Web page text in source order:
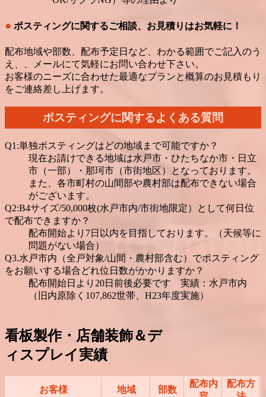
● ポスティングに関するご相談、お見積りはお気軽に！
配布地域や部数、配布予定日など、わかる範囲でご記入のう
え、、メールにて気軽にお問い合わせ下さい。
お客様のニーズに合わせた最適なプランと概算のお見積もり
をご連絡差し上げます。
ポスティングに関するよくある質問
Q1:単独ポスティングはどの地域まで可能ですか？
現在お請けできる地域は水戸市・ひたちなか市・日立
市（一部）・那珂市（市街地区）となっております。
また、各市町村の山間部や農村部は配布できない場合
がございます。
Q2:B4サイズ/50,000枚(水戸市内/市街地限定）として何日位
で配布できますか？
配布開始より7日以内を目指しております。（天候等に
問題がない場合）
Q3.水戸市内（全戸対象/山間・農村部含む）でポスティング
をお願いする場合どれ位日数がかかりますか？
配布開始日より20日前後必要です 実績：水戸市内
（旧内原除く107,862世帯、H23年度実施）
看板製作・店舗装飾＆デ
ィスプレイ実績
お客様 地域 部数
配布内
配布方